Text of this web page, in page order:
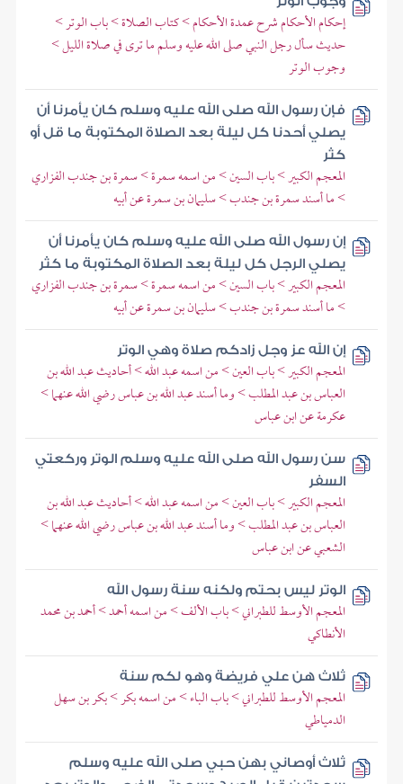
إحكام الأحكام شرح عمدة الأحكام > كتاب الصلاة > باب الوتر >
حديث سأل رجل النبي صلى الله عليه وسلم ما ترى في صلاة الليل >
وجوب الوتر
فإن رسول الله صلى الله عليه وسلم كان يأمرنا أن
يصلي أحدنا كل ليلة بعد الصلاة المكتوبة ما قل أو
كثر
المعجم الكبير > باب السين > من اسمه سمرة > سمرة بن جندب الفزاري
> ما أسند سمرة بن جندب > سليمان بن سمرة عن أبيه
إن رسول الله صلى الله عليه وسلم كان يأمرنا أن
يصلي الرجل كل ليلة بعد الصلاة المكتوبة ما كثر
المعجم الكبير > باب السين > من اسمه سمرة > سمرة بن جندب الفزاري
> ما أسند سمرة بن جندب > سليمان بن سمرة عن أبيه
إن الله عز وجل زادكم صلاة وهي الوتر
المعجم الكبير > باب العين > من اسمه عبد الله > أحاديث عبد الله بن
العباس بن عبد المطلب > وما أسند عبد الله بن عباس رضي الله عنهما >
عكرمة عن ابن عباس
سن رسول الله صلى الله عليه وسلم الوتر وركعتي
السفر
المعجم الكبير > باب العين > من اسمه عبد الله > أحاديث عبد الله بن
العباس بن عبد المطلب > وما أسند عبد الله بن عباس رضي الله عنهما >
الشعبي عن ابن عباس
الوتر ليس بحتم ولكنه سنة رسول الله
المعجم الأوسط للطبراني > باب الألف > من اسمه أحمد > أحمد بن محمد
الأنطاكي
ثلاث هن علي فريضة وهو لكم سنة
المعجم الأوسط للطبراني > باب الباء > من اسمه بكر > بكر بن سهل
الدمياطي
ثلاث أوصاني بهن حبي صلى الله عليه وسلم